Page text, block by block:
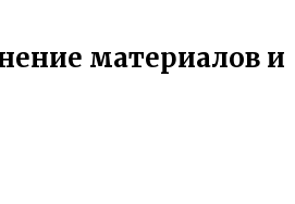
материалов и